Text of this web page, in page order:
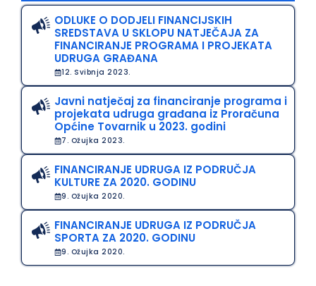
ODLUKE O DODJELI FINANCIJSKIH
SREDSTAVA U SKLOPU NATJEČAJA ZA
FINANCIRANJE PROGRAMA I PROJEKATA
UDRUGA GRAĐANA
12. Svibnja 2023.
Javni natječaj za financiranje programa i
projekata udruga građana iz Proračuna
Općine Tovarnik u 2023. godini
7. Ožujka 2023.
FINANCIRANJE UDRUGA IZ PODRUČJA
KULTURE ZA 2020. GODINU
9. Ožujka 2020.
FINANCIRANJE UDRUGA IZ PODRUČJA
SPORTA ZA 2020. GODINU
9. Ožujka 2020.